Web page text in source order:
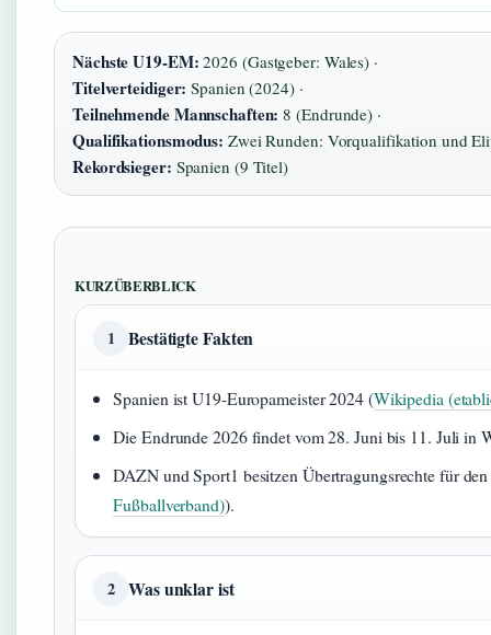
Nächste U19-EM: 2026 (Gastgeber: Wales) ·
Titelverteidiger: Spanien (2024) ·
Teilnehmende Mannschaften: 8 (Endrunde) ·
Qualifikationsmodus: Zwei Runden: Vorqualifikation und
Rekordsieger: Spanien (9 Titel)
KURZÜBERBLICK
1 Bestätigte Fakten
Spanien ist U19-Europameister 2024 (Wikipedia
Die Endrunde 2026 findet vom 28. Juni bis 11. Juli in
DAZN und Sport1 besitzen Übertragungsrechte für
Fußballverband)).
2 Was unklar ist